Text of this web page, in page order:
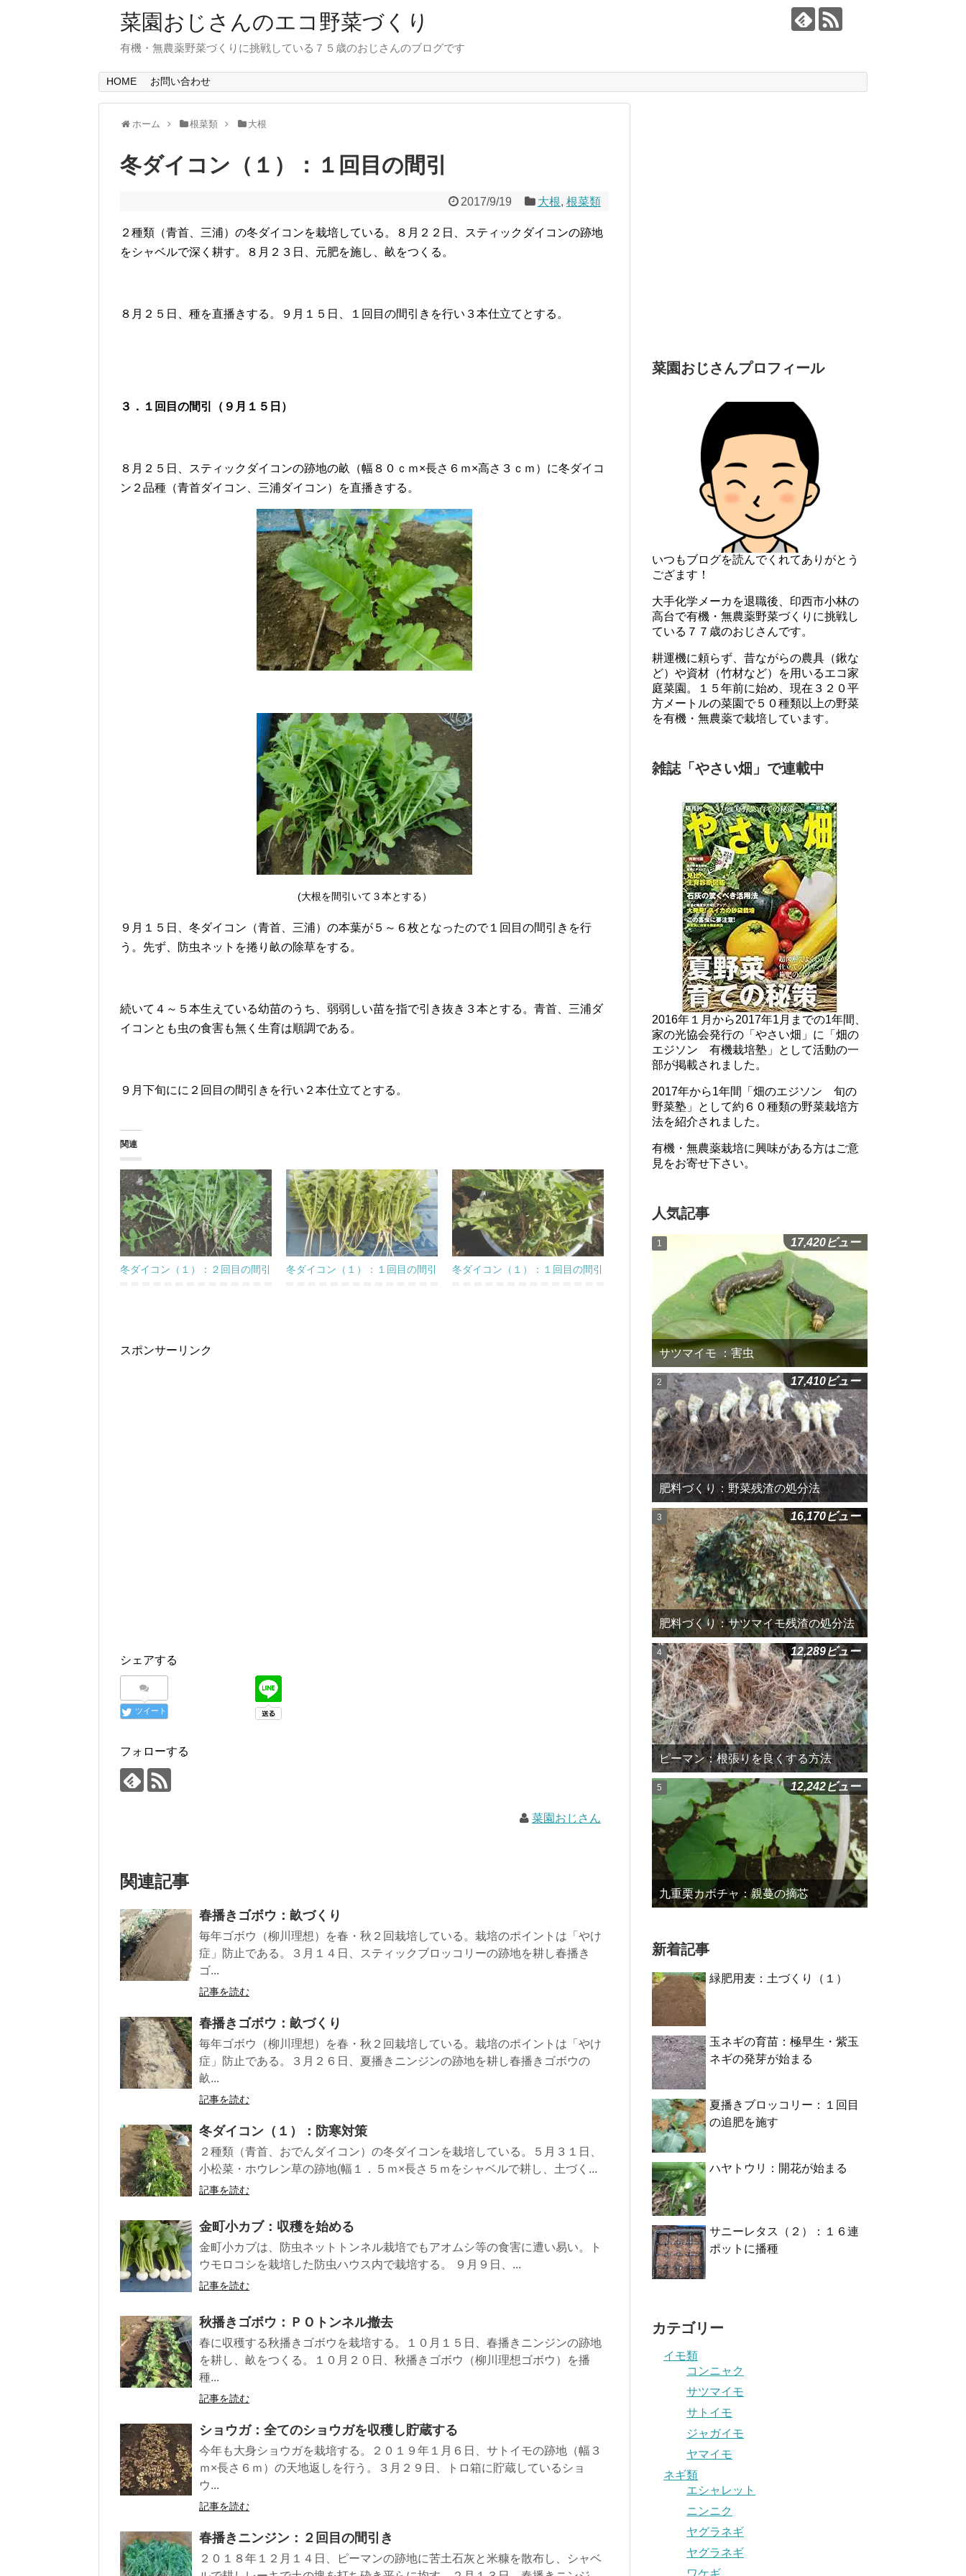
菜園おじさんのエコ野菜づくり
有機・無農薬野菜づくりに挑戦している７５歳のおじさんのブログです
HOME お問い合わせ
ホーム 根菜類 大根
冬ダイコン（１）：１回目の間引
2017/9/19 大根, 根菜類
２種類（青首、三浦）の冬ダイコンを栽培している。８月２２日、スティックダイコンの跡地
をシャベルで深く耕す。８月２３日、元肥を施し、畝をつくる。
８月２５日、種を直播きする。９月１５日、１回目の間引きを行い３本仕立てとする。
３． １回目の間引 （９月１５日）
８月２５日、スティックダイコンの跡地の畝（幅８０ｃｍ×長さ６ｍ×高さ３ｃｍ）に冬ダイコ
ン２品種（青首ダイコン、三浦ダイコン）を直播きする。
(大根を間引いて３本とする）
９月１５日、冬ダイコン（青首、三浦）の本葉が５～６枚となったので１回目の間引きを行
う。先ず、防虫ネットを捲り畝の除草をする。
続いて４～５本生えている幼苗のうち、弱弱しい苗を指で引き抜き３本とする。青首、三浦ダ
イコンとも虫の食害も無く生育は順調である。
９月下旬にに２回目の間引きを行い２本仕立てとする。
関連
冬ダイコン（１）：２回目の間引 冬ダイコン（１）：１回目の間引 冬ダイコン（１）：１回目の間引
スポンサーリンク
シェアする
ツイート
フォローする
菜園おじさん
関連記事
春播きゴボウ：畝づくり
毎年ゴボウ（柳川理想）を春・秋２回栽培している。栽培のポイントは「やけ
症」防止である。３月１４日、スティックブロッコリーの跡地を耕し春播き
ゴ...
記事を読む
春播きゴボウ：畝づくり
毎年ゴボウ（柳川理想）を春・秋２回栽培している。栽培のポイントは「やけ
症」防止である。３月２６日、夏播きニンジンの跡地を耕し春播きゴボウの
畝...
記事を読む
冬ダイコン（１）：防寒対策
２種類（青首、おでんダイコン）の冬ダイコンを栽培している。５月３１日、
小松菜・ホウレン草の跡地(幅１．５ｍ×長さ５ｍをシャベルで耕し、土づく...
記事を読む
金町小カブ：収穫を始める
金町小カブは、防虫ネットトンネル栽培でもアオムシ等の食害に遭い易い。ト
ウモロコシを栽培した防虫ハウス内で栽培する。 ９月９日、...
記事を読む
秋播きゴボウ：ＰＯトンネル撤去
春に収穫する秋播きゴボウを栽培する。１０月１５日、春播きニンジンの跡地
を耕し、畝をつくる。１０月２０日、秋播きゴボウ（柳川理想ゴボウ）を播
種...
記事を読む
ショウガ：全てのショウガを収穫し貯蔵する
今年も大身ショウガを栽培する。２０１９年１月６日、サトイモの跡地（幅３
ｍ×長さ６ｍ）の天地返しを行う。３月２９日、トロ箱に貯蔵しているショ
ウ...
記事を読む
春播きニンジン：２回目の間引き
２０１８年１２月１４日、ピーマンの跡地に苦土石灰と米糠を散布し、シャベ
菜園おじさんプロフィール
いつもブログを読んでくれてありがとう
ござます！
大手化学メーカを退職後、印西市小林の
高台で有機・無農薬野菜づくりに挑戦し
ている７７歳のおじさんです。
耕運機に頼らず、昔ながらの農具（鍬な
ど）や資材（竹材など）を用いるエコ家
庭菜園。１５年前に始め、現在３２０平
方メートルの菜園で５０種類以上の野菜
を有機・無農薬で栽培しています。
雑誌「やさい畑」で連載中
2016年１月から2017年1月までの1年間、
家の光協会発行の「やさい畑」に「畑の
エジソン 有機栽培塾」として活動の一
部が掲載されました。
2017年から1年間「畑のエジソン 旬の
野菜塾」として約６０種類の野菜栽培方
法を紹介されました。
有機・無農薬栽培に興味がある方はご意
見をお寄せ下さい。
人気記事
サツマイモ ：害虫
17,420ビュー
肥料づくり：野菜残渣の処分法
17,410ビュー
肥料づくり：サツマイモ残渣の処分法
16,170ビュー
ピーマン：根張りを良くする方法
12,289ビュー
九重栗カボチャ：親蔓の摘芯
12,242ビュー
新着記事
緑肥用麦：土づくり（１）
玉ネギの育苗：極早生・紫玉
ネギの発芽が始まる
夏播きブロッコリー：１回目
の追肥を施す
ハヤトウリ：開花が始まる
サニーレタス（２）：１６連
ポットに播種
カテゴリー
イモ類
コンニャク
サツマイモ
サトイモ
ジャガイモ
ヤマイモ
ネギ類
エシャレット
ニンニク
ヤグラネギ
ヤグラネギ
ワケギ